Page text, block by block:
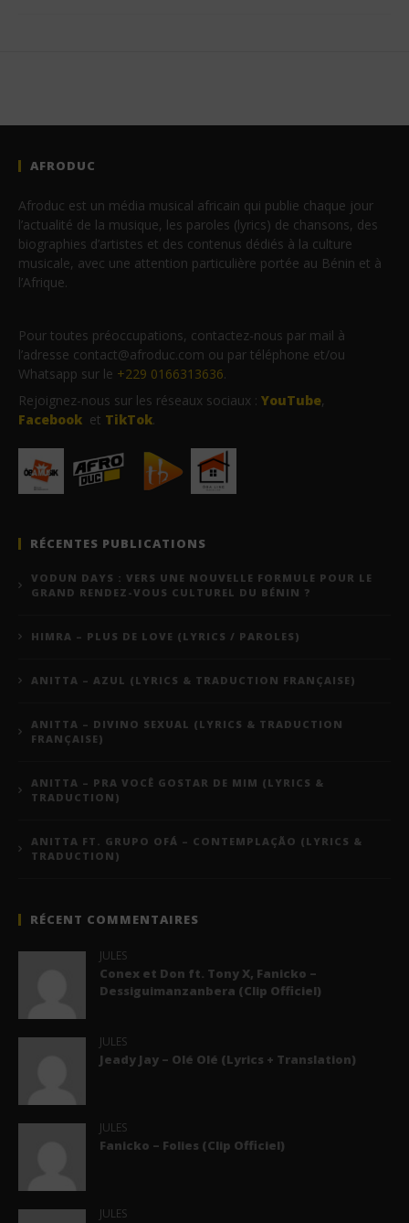
AFRODUC
Afroduc est un média musical africain qui publie chaque jour
l’actualité de la musique, les paroles (lyrics) de chansons, des
biographies d’artistes et des contenus dédiés à la culture
musicale, avec une attention particulière portée au Bénin et à
l’Afrique.
Pour toutes préoccupations, contactez-nous par mail à
l’adresse contact@afroduc.com ou par téléphone et/ou
Whatsapp sur le +229 0166313636.
Rejoignez-nous sur les réseaux sociaux : YouTube,
Facebook et TikTok.
RÉCENTES PUBLICATIONS
VODUN DAYS : VERS UNE NOUVELLE FORMULE POUR LE
GRAND RENDEZ-VOUS CULTUREL DU BÉNIN ?
HIMRA – PLUS DE LOVE (LYRICS / PAROLES)
ANITTA – AZUL (LYRICS & TRADUCTION FRANÇAISE)
ANITTA – DIVINO SEXUAL (LYRICS & TRADUCTION
FRANÇAISE)
ANITTA – PRA VOCÊ GOSTAR DE MIM (LYRICS &
TRADUCTION)
ANITTA FT. GRUPO OFÁ – CONTEMPLAÇÃO (LYRICS &
TRADUCTION)
RÉCENT COMMENTAIRES
JULES
Conex et Don ft. Tony X, Fanicko –
Dessiguimanzanbera (Clip Officiel)
JULES
Jeady Jay – Olé Olé (Lyrics + Translation)
JULES
Fanicko – Folies (Clip Officiel)
JULES